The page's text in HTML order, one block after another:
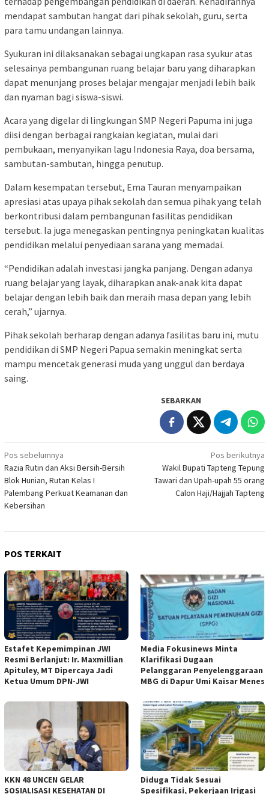
mendapat sambutan hangat dari pihak sekolah, guru, serta
para tamu undangan lainnya.
Syukuran ini dilaksanakan sebagai ungkapan rasa syukur atas
selesainya pembangunan ruang belajar baru yang diharapkan
dapat menunjang proses belajar mengajar menjadi lebih baik
dan nyaman bagi siswa-siswi.
Acara yang digelar di lingkungan SMP Negeri Papuma ini juga
diisi dengan berbagai rangkaian kegiatan, mulai dari
pembukaan, menyanyikan lagu Indonesia Raya, doa bersama,
sambutan-sambutan, hingga penutup.
Dalam kesempatan tersebut, Ema Tauran menyampaikan
apresiasi atas upaya pihak sekolah dan semua pihak yang telah
berkontribusi dalam pembangunan fasilitas pendidikan
tersebut. Ia juga menegaskan pentingnya peningkatan kualitas
pendidikan melalui penyediaan sarana yang memadai.
“Pendidikan adalah investasi jangka panjang. Dengan adanya
ruang belajar yang layak, diharapkan anak-anak kita dapat
belajar dengan lebih baik dan meraih masa depan yang lebih
cerah,” ujarnya.
Pihak sekolah berharap dengan adanya fasilitas baru ini, mutu
pendidikan di SMP Negeri Papua semakin meningkat serta
mampu mencetak generasi muda yang unggul dan berdaya
saing.
SEBARKAN
Navigasi
pos
Pos sebelumnya
Razia Rutin dan Aksi Bersih-Bersih
Blok Hunian, Rutan Kelas I
Palembang Perkuat Keamanan dan
Kebersihan
Pos berikutnya
Wakil Bupati Tapteng Tepung
Tawari dan Upah-upah 55 orang
Calon Haji/Hajjah Tapteng
POS TERKAIT
Estafet Kepemimpinan JWI
Resmi Berlanjut: Ir. Maxmillian
Apituley, MT Dipercaya Jadi
Ketua Umum DPN-JWI
Media Fokusinews Minta
Klarifikasi Dugaan
Pelanggaran Penyelenggaraan
MBG di Dapur Umi Kaisar Menes
KKN 48 UNCEN GELAR
SOSIALISASI KESEHATAN DI
Diduga Tidak Sesuai
Spesifikasi, Pekerjaan Irigasi